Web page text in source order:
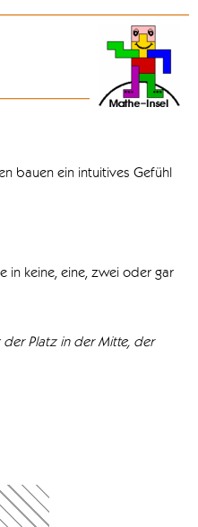
bauen ein intuitives Gefühl
in keine, eine, zwei oder gar
der Platz in der Mitte, der